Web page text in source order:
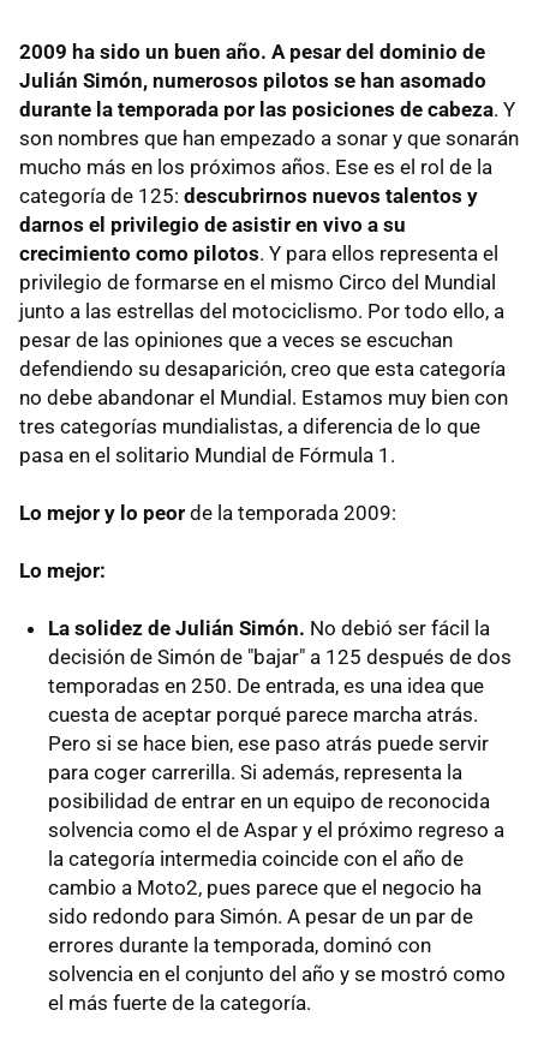
2009 ha sido un buen año. A pesar del dominio de
Julián Simón, numerosos pilotos se han asomado
durante la temporada por las posiciones de cabeza. Y
son nombres que han empezado a sonar y que sonarán
mucho más en los próximos años. Ese es el rol de la
categoría de 125: descubrirnos nuevos talentos y
darnos el privilegio de asistir en vivo a su
crecimiento como pilotos. Y para ellos representa el
privilegio de formarse en el mismo Circo del Mundial
junto a las estrellas del motociclismo. Por todo ello, a
pesar de las opiniones que a veces se escuchan
defendiendo su desaparición, creo que esta categoría
no debe abandonar el Mundial. Estamos muy bien con
tres categorías mundialistas, a diferencia de lo que
pasa en el solitario Mundial de Fórmula 1.
Lo mejor y lo peor de la temporada 2009:
Lo mejor:
La solidez de Julián Simón. No debió ser fácil la
decisión de Simón de "bajar" a 125 después de dos
temporadas en 250. De entrada, es una idea que
cuesta de aceptar porqué parece marcha atrás.
Pero si se hace bien, ese paso atrás puede servir
para coger carrerilla. Si además, representa la
posibilidad de entrar en un equipo de reconocida
solvencia como el de Aspar y el próximo regreso a
la categoría intermedia coincide con el año de
cambio a Moto2, pues parece que el negocio ha
sido redondo para Simón. A pesar de un par de
errores durante la temporada, dominó con
solvencia en el conjunto del año y se mostró como
el más fuerte de la categoría.